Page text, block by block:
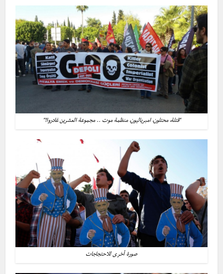
“قتلة، محتلون، امبرياليون، منظمة موت .. مجموعة العشرين غادروا!”
صورة أخرى للاحتجاجات